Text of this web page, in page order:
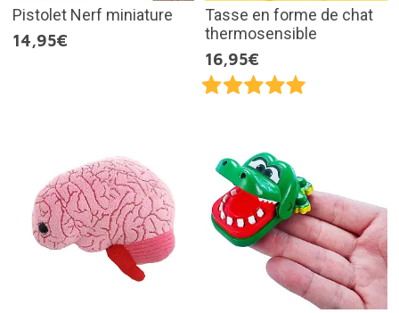
Pistolet Nerf miniature
14,95€
Tasse en forme de chat
thermosensible
16,95€